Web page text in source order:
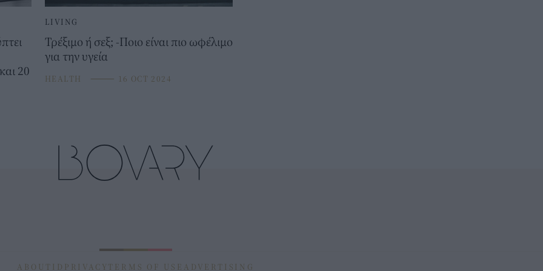
20
LIVING
Τρέξιμο ή σεξ; -Ποιο είναι πιο ωφέλιμο
για την υγεία
HEALTH ⸻ 16 OCT 2024
ABOUT ID PRIVACY TERMS OF USE ADVERTISING